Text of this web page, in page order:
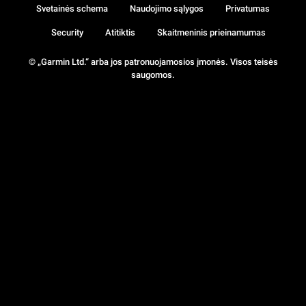
© „Garmin Ltd.“ arba jos patronuojamosios įmonės. Visos teisės
saugomos.
Svetainės schema Naudojimo sąlygos Privatumas
Security Atitiktis Skaitmeninis prieinamumas